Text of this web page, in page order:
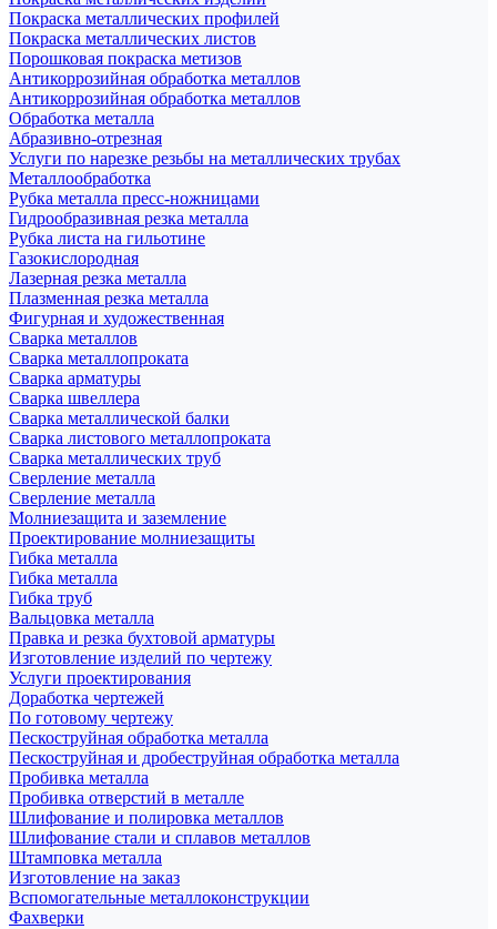
Покраска металлических профилей
Покраска металлических листов
Порошковая покраска метизов
Антикоррозийная обработка металлов
Антикоррозийная обработка металлов
Обработка металла
Абразивно-отрезная
Услуги по нарезке резьбы на металлических трубах
Металлообработка
Рубка металла пресс-ножницами
Гидрообразивная резка металла
Рубка листа на гильотине
Газокислородная
Лазерная резка металла
Плазменная резка металла
Фигурная и художественная
Сварка металлов
Сварка металлопроката
Сварка арматуры
Сварка швеллера
Сварка металлической балки
Сварка листового металлопроката
Сварка металлических труб
Сверление металла
Сверление металла
Молниезащита и заземление
Проектирование молниезащиты
Гибка металла
Гибка металла
Гибка труб
Вальцовка металла
Правка и резка бухтовой арматуры
Изготовление изделий по чертежу
Услуги проектирования
Доработка чертежей
По готовому чертежу
Пескоструйная обработка металла
Пескоструйная и дробеструйная обработка металла
Пробивка металла
Пробивка отверстий в металле
Шлифование и полировка металлов
Шлифование стали и сплавов металлов
Штамповка металла
Изготовление на заказ
Вспомогательные металлоконструкции
Фахверки